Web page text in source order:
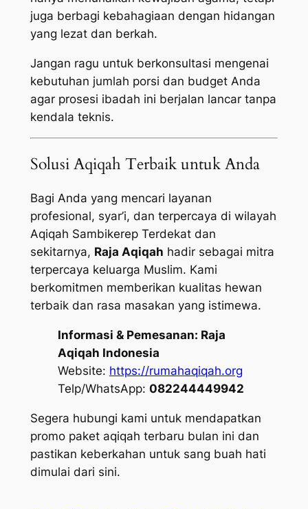
juga berbagi kebahagiaan dengan hidangan
yang lezat dan berkah.
Jangan ragu untuk berkonsultasi mengenai
kebutuhan jumlah porsi dan budget Anda
agar prosesi ibadah ini berjalan lancar tanpa
kendala teknis.
Solusi Aqiqah Terbaik untuk Anda
Bagi Anda yang mencari layanan
profesional, syar’i, dan terpercaya di wilayah
Aqiqah Sambikerep Terdekat dan
sekitarnya, Raja Aqiqah hadir sebagai mitra
terpercaya keluarga Muslim. Kami
berkomitmen memberikan kualitas hewan
terbaik dan rasa masakan yang istimewa.
Informasi & Pemesanan: Raja
Aqiqah Indonesia
Website: https://rumahaqiqah.org
Telp/WhatsApp: 082244449942
Segera hubungi kami untuk mendapatkan
promo paket aqiqah terbaru bulan ini dan
pastikan keberkahan untuk sang buah hati
dimulai dari sini.